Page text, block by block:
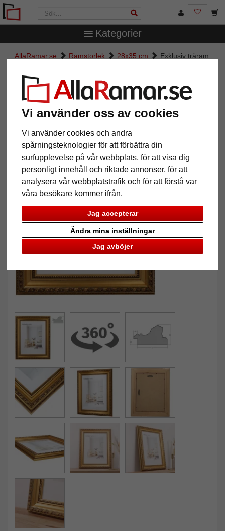
Vi använder oss av cookies
Vi använder cookies och andra
spårningsteknologier för att förbättra din
surfupplevelse på vår webbplats, för att visa dig
personligt innehåll och riktade annonser, för att
analysera vår webbplatstrafik och för att förstå var
våra besökare kommer ifrån.
Jag accepterar
Jag avböjer
Ändra mina inställningar
Kategorier
AllaRamar.se Ramstorlek 28x35 cm
Exklusiv träram
Exklusiv träram Victoria